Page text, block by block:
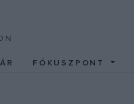
FÓKUSZPONT